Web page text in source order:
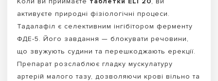
активуєте природні фізіологічні процеси.
Тадалафіл є селективним інгібітором ферменту
ФДЕ-5. Його завдання — блокувати речовини,
що звужують судини та перешкоджають ерекції.
Препарат розслаблює гладку мускулатуру
артерій малого тазу, дозволяючи крові вільно та